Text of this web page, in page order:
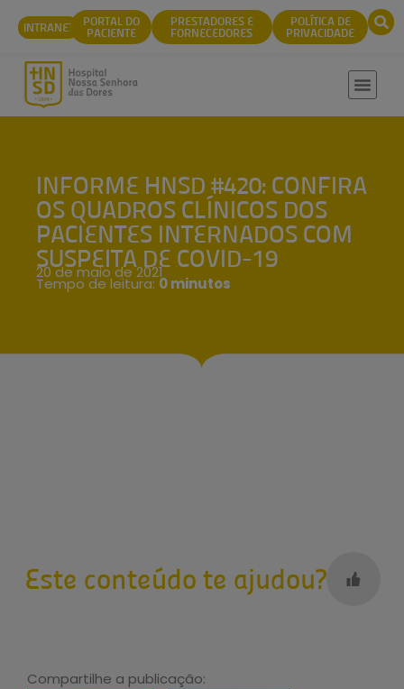
conteúdo
INTRANET PORTAL DO
PACIENTE
PRESTADORES E
FORNECEDORES
POLÍTICA DE
PRIVACIDADE
INFORME HNSD #420: CONFIRA
OS QUADROS CLÍNICOS DOS
PACIENTES INTERNADOS COM
SUSPEITA DE COVID-19
20 de maio de 2021
Tempo de leitura: 0 minutos
Este conteúdo te ajudou?
Compartilhe a publicação: